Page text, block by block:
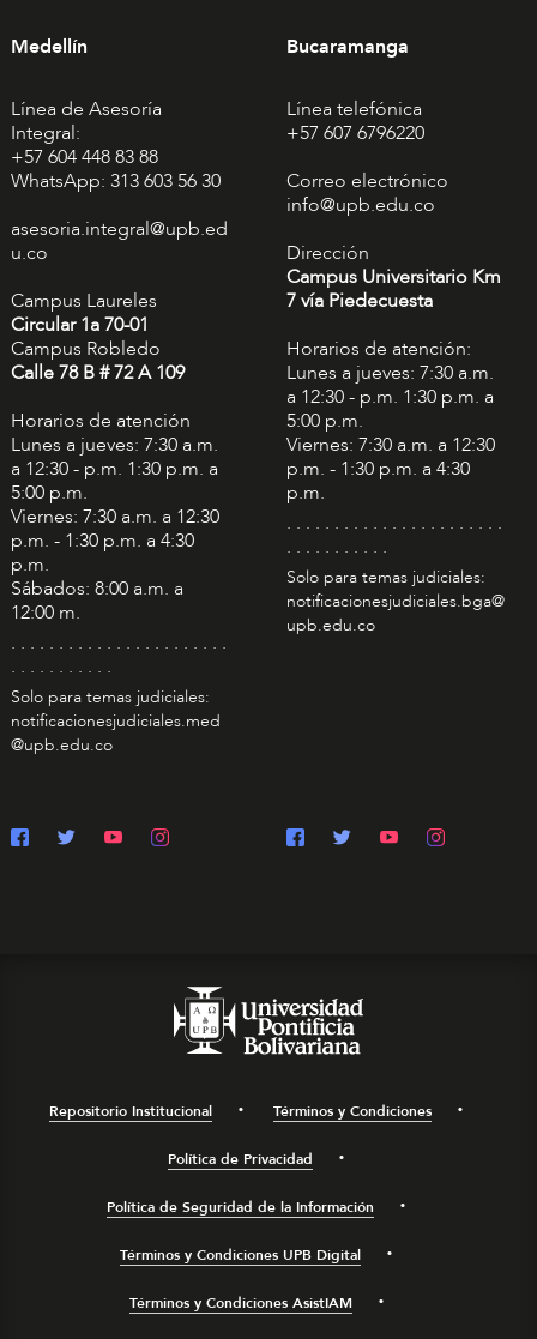
Medellín
Línea de Asesoría
Integral:
+57 604 448 83 88
WhatsApp: 313 603 56 30
asesoria.integral@upb.ed
u.co
Campus Laureles
Circular 1a 70-01
Campus Robledo
Calle 78 B # 72 A 109
Horarios de atención
Lunes a jueves: 7:30 a.m.
a 12:30 - p.m. 1:30 p.m. a
5:00 p.m.
Viernes: 7:30 a.m. a 12:30
p.m. - 1:30 p.m. a 4:30
p.m.
Sábados: 8:00 a.m. a
12:00 m.
. . . . . . . . . . . . . . . . . . . . . . .
. . . . . . . . . . .
Solo para temas judiciales:
notificacionesjudiciales.med
@upb.edu.co
Bucaramanga
Línea telefónica
+57 607 6796220
Correo electrónico
info@upb.edu.co
Dirección
Campus Universitario Km
7 vía Piedecuesta
Horarios de atención:
Lunes a jueves: 7:30 a.m.
a 12:30 - p.m. 1:30 p.m. a
5:00 p.m.
Viernes: 7:30 a.m. a 12:30
p.m. - 1:30 p.m. a 4:30
p.m.
. . . . . . . . . . . . . . . . . . . . . . .
. . . . . . . . . . .
Solo para temas judiciales:
notificacionesjudiciales.bga@
upb.edu.co
Repositorio Institucional Términos y Condiciones
Política de Privacidad
Política de Seguridad de la Información
Términos y Condiciones UPB Digital
Términos y Condiciones AsistIAM